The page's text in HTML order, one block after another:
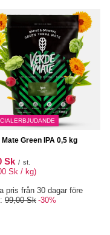
Mate Green IPA 0,5 kg
Sk / st.
Sk / kg)
pris från 30 dagar före
99,00 Sk -30%